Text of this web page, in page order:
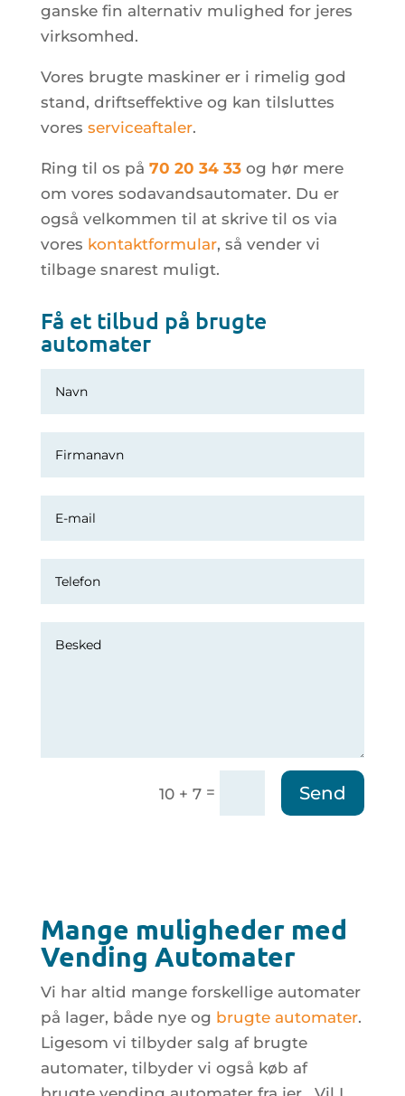
ganske fin alternativ mulighed for jeres
virksomhed.
Vores brugte maskiner er i rimelig god
stand, driftseffektive og kan tilsluttes
vores serviceaftaler.
Ring til os på 70 20 34 33og hør mere
om vores sodavandsautomater. Du er
også velkommen til at skrive til os via
vores kontaktformular, så vender vi
tilbage snarest muligt.
Få et tilbud på brugte
automater
10 + 7 = Send
Mange muligheder med
Vending Automater
Vi har altid mange forskellige automater
på lager, både nye og brugte automater.
Ligesom vi tilbyder salg af brugte
automater, tilbyder vi også køb af